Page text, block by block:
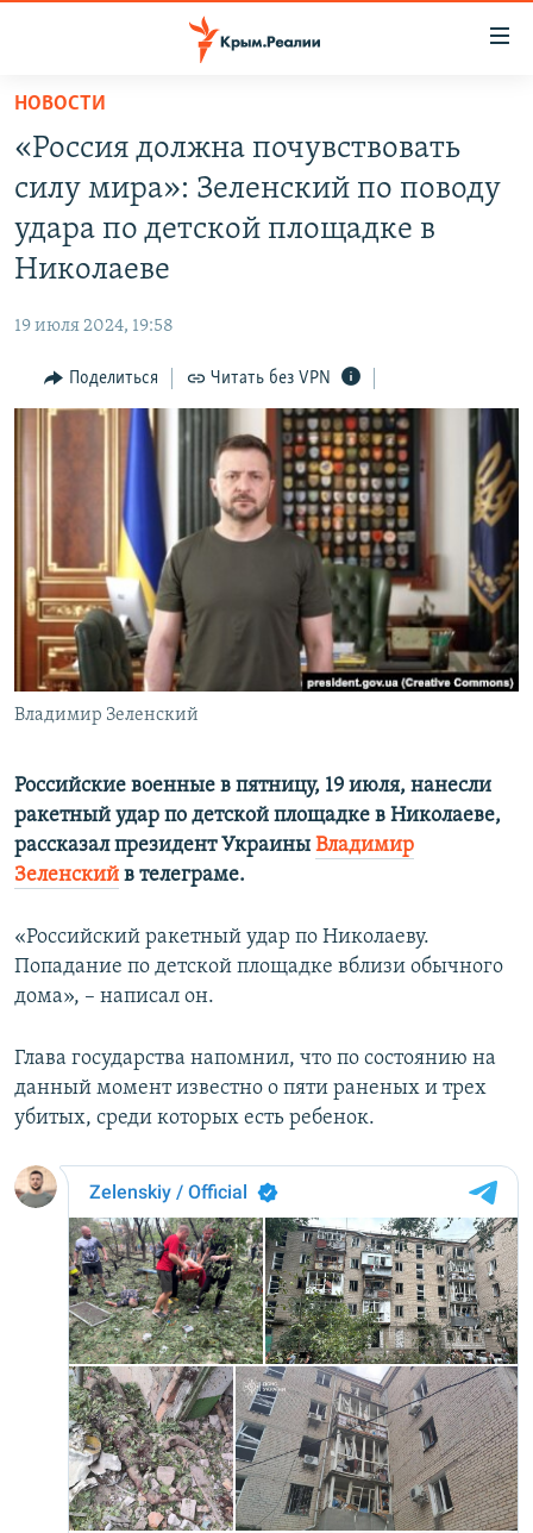
Вернуться
основному
содержанию
Вернутся
главной
Вернутся
поиску
СПЕЦПРОЕКТЫ
ВОДА
ИСТОРИЯ
ИНФОГРАФИКА
ТЕЛЕПРОЕКТ КРЫМ.РЕАЛИИ
СОВЕТЫ ПРАВОЗАЩИТНИКОВ
ПРОПАВШИЕ БЕЗ ВЕСТИ
ПОБЕДИТЕЛЕЙ НЕ СУДЯТ?
КРЫМ.НЕПОКОРЕННЫЙ
ELIFBE
УКРАИНСКАЯ ПРОБЛЕМА КРЫМА
РАДІО СВОБОДА
КАК ОБОЙТИ БЛОКИРОВКУ
Українською
ПРИСОЕДИНЯЙТЕСЬ!
Все сайты RFE/RL
НОВОСТИ
«Россия должна почувствовать
силу мира»: Зеленский по поводу
удара по детской площадке в
Николаеве
19 июля 2024, 19:58
Поделиться Читать без VPN
Владимир Зеленский
Российские военные в пятницу, 19 июля, нанесли
ракетный удар по детской площадке в Николаеве,
рассказал президент Украины Владимир
Зеленский в телеграме.
«Российский ракетный удар по Николаеву.
Попадание по детской площадке вблизи обычного
дома», – написал он.
Глава государства напомнил, что по состоянию на
данный момент известно о пяти раненых и трех
убитых, среди которых есть ребенок.